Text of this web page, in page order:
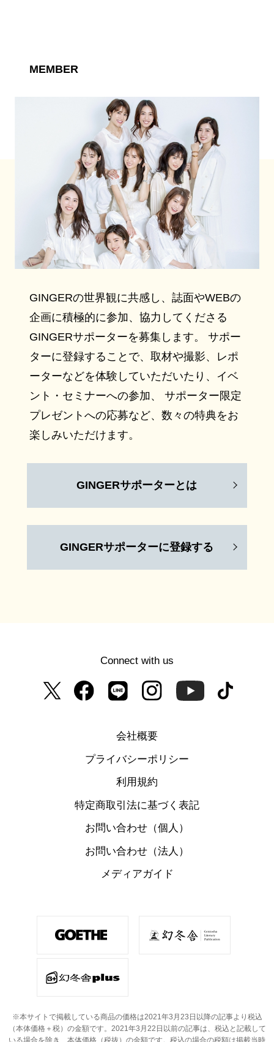
MEMBER
GINGERの世界観に共感し、誌面やWEBの
企画に積極的に参加、協力してくださる
GINGERサポーターを募集します。 サポー
ターに登録することで、取材や撮影、レポ
ーターなどを体験していただいたり、イベ
ント・セミナーへの参加、 サポーター限定
プレゼントへの応募など、数々の特典をお
楽しみいただけます。
GINGERサポーターとは
GINGERサポーターに登録する
Connect with us
会社概要
プライバシーポリシー
利用規約
特定商取引法に基づく表記
お問い合わせ（個人）
お問い合わせ（法人）
メディアガイド
※本サイトで掲載している商品の価格は2021年3月23日以降の記事より税込
（本体価格＋税）の金額です。
2021年3月22日以前の記事は、税込と記載して
いる場合を除き、本体価格（税抜）の金額です。 税込の場合の税額は掲載当時